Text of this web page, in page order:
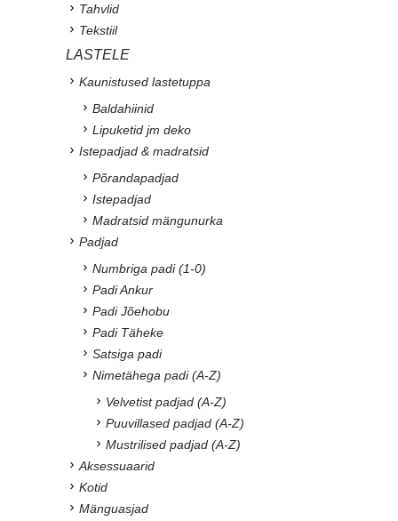
Tahvlid
Tekstiil
LASTELE
Kaunistused lastetuppa
Baldahiinid
Lipuketid jm deko
Istepadjad & madratsid
Põrandapadjad
Istepadjad
Madratsid mängunurka
Padjad
Numbriga padi (1-0)
Padi Ankur
Padi Jõehobu
Padi Täheke
Satsiga padi
Nimetähega padi (A-Z)
Velvetist padjad (A-Z)
Puuvillased padjad (A-Z)
Mustrilised padjad (A-Z)
Aksessuaarid
Kotid
Mänguasjad